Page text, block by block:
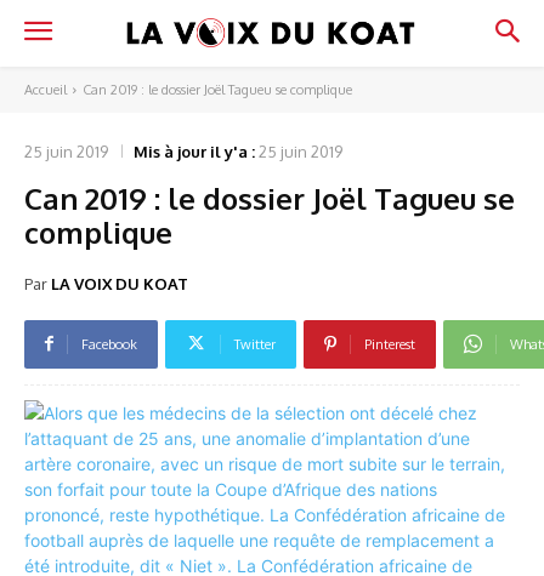
Accueil Can 2019 : le dossier Joël Tagueu se complique
25 juin 2019 Mis à jour il y'a :25 juin 2019
Can 2019 : le dossier Joël Tagueu se
complique
Par LA VOIX DU KOAT
Facebook Twitter Pinterest